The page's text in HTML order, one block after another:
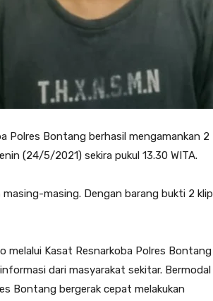
Polres Bontang berhasil mengamankan 2
(24/5/2021) sekira pukul 13.30 WITA.
masing-masing. Dengan barang bukti 2 klip
melalui Kasat Resnarkoba Polres Bontang
dari masyarakat sekitar. Bermodal
Bontang bergerak cepat melakukan